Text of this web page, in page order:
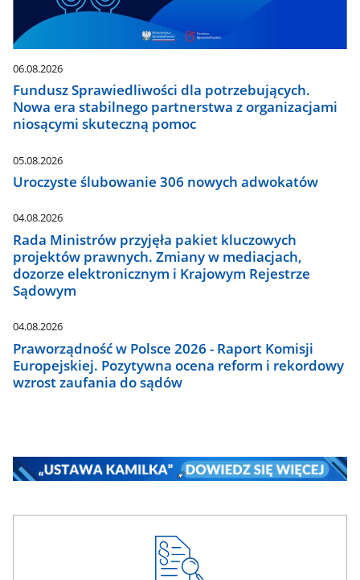
06.08.2026
Fundusz Sprawiedliwości dla potrzebujących.
Nowa era stabilnego partnerstwa z organizacjami
niosącymi skuteczną pomoc
05.08.2026
Uroczyste ślubowanie 306 nowych adwokatów
04.08.2026
Rada Ministrów przyjęła pakiet kluczowych
projektów prawnych. Zmiany w mediacjach,
dozorze elektronicznym i Krajowym Rejestrze
Sądowym
04.08.2026
Praworządność w Polsce 2026 - Raport Komisji
Europejskiej. Pozytywna ocena reform i rekordowy
wzrost zaufania do sądów